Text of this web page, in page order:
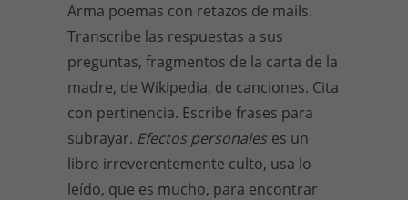
Arma poemas con retazos de mails.
Transcribe las respuestas a sus
preguntas, fragmentos de la carta de la
madre, de Wikipedia, de canciones. Cita
con pertinencia. Escribe frases para
subrayar. Efectos personales es un
libro irreverentemente culto, usa lo
leído, que es mucho, para encontrar